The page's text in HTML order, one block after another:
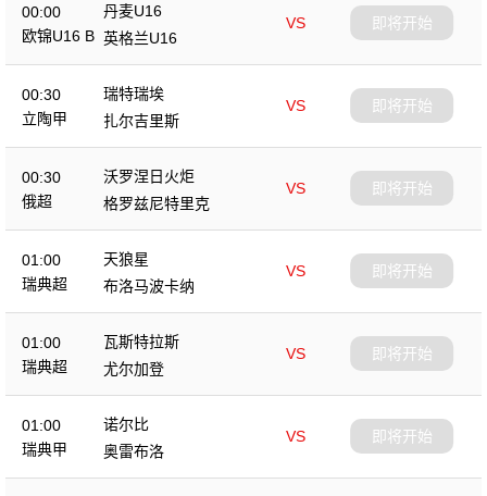
00:00
欧锦U16 B
丹麦U16
VS
英格兰U16
即将开始
00:30
立陶甲
瑞特瑞埃
VS
扎尔吉里斯
即将开始
00:30
俄超
沃罗涅日火炬
VS
格罗兹尼特里克
即将开始
01:00
瑞典超
天狼星
VS
布洛马波卡纳
即将开始
01:00
瑞典超
瓦斯特拉斯
VS
尤尔加登
即将开始
01:00
瑞典甲
诺尔比
VS
奥雷布洛
即将开始